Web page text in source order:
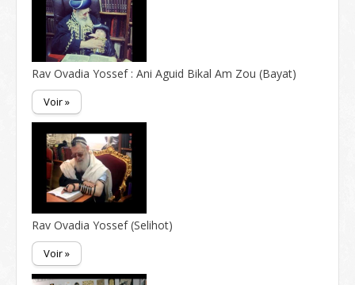
Rav Ovadia Yossef : Ani Aguid Bikal Am Zou (Bayat)
Voir »
Rav Ovadia Yossef (Selihot)
Voir »